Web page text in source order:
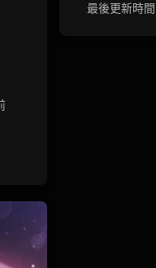
最後更新時